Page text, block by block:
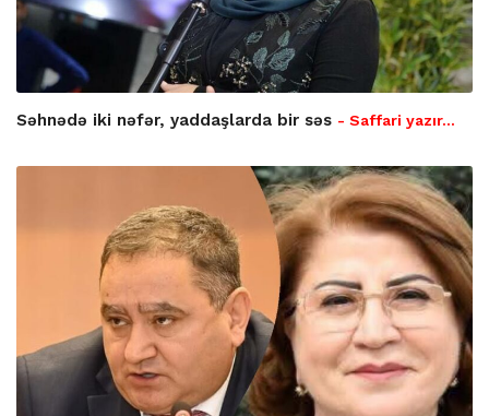
Səhnədə iki nəfər, yaddaşlarda bir səs - Saffari yazır…